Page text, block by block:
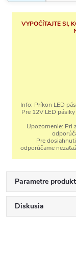
VYPOČÍTAJTE SI,
Info: Príkon LED
Pre 12V LED
Upozornenie: Pri
Pre
odporúčame
Parametre
Diskusia